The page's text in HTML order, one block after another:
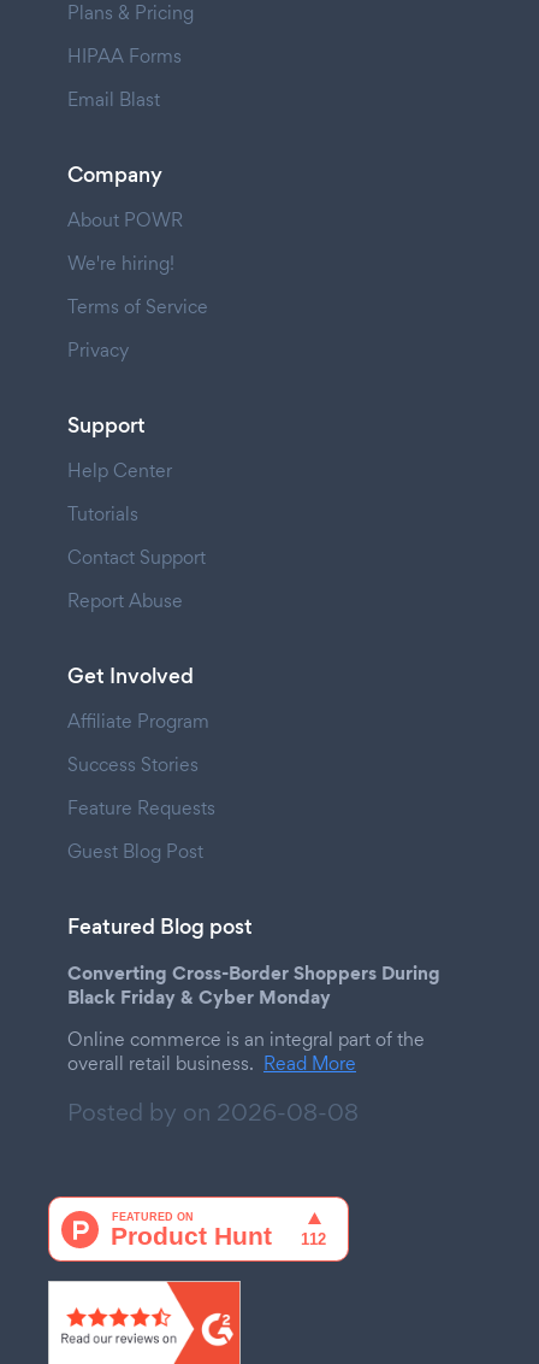
Plans & Pricing
HIPAA Forms
Email Blast
Company
About POWR
We're hiring!
Terms of Service
Privacy
Support
Help Center
Tutorials
Contact Support
Report Abuse
Get Involved
Affiliate Program
Success Stories
Feature Requests
Guest Blog Post
Featured Blog post
Converting Cross-Border Shoppers During
Black Friday & Cyber Monday
Online commerce is an integral part of the
overall retail business. Read More
Posted by on 2026-08-08